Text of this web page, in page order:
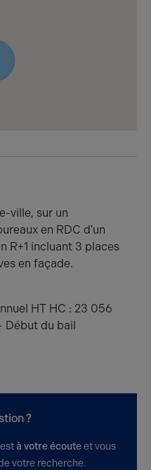
ville, sur un
en RDC d'un
R+1 incluant 3 places
en façade.
HT HC : 23 056
Début du bail
?
à votre écouteet vous
votre recherche.